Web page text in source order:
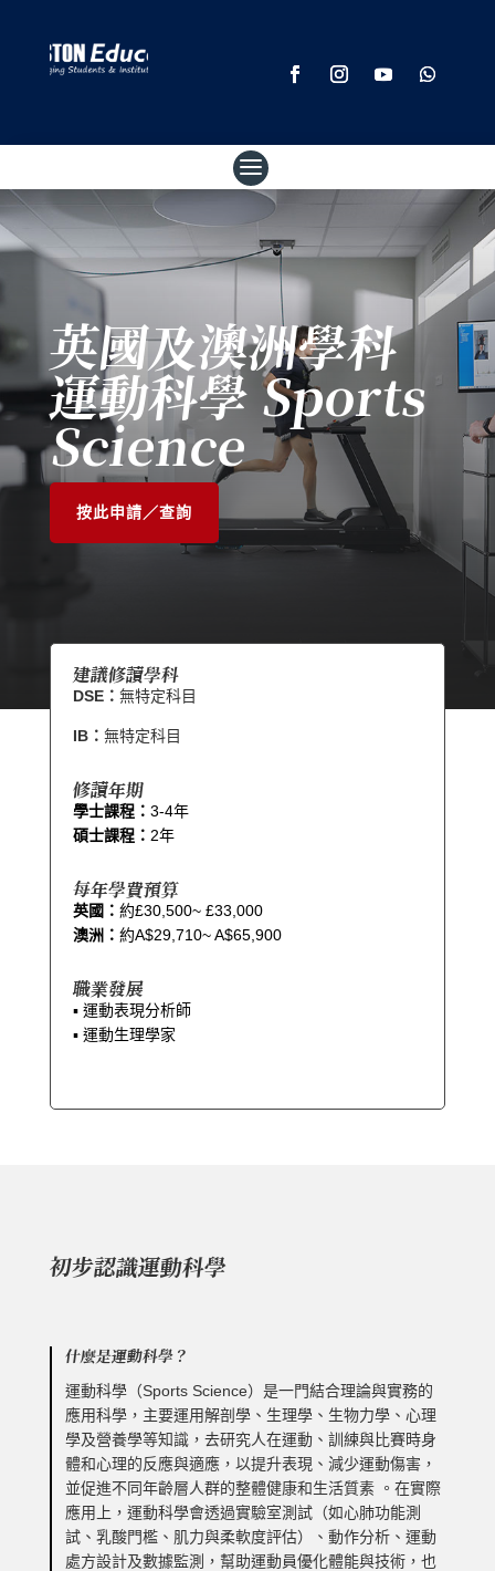
英國及澳洲學科
運動科學 Sports
Science
按此申請／查詢
建議修讀學科
DSE： 無特定科目
IB： 無特定科目
修讀年期
學士課程： 3-4年
碩士課程： 2年
每年學費預算
英國： 約£30,500~ £33,000
澳洲： 約A$29,710~ A$65,900
職業發展
▪︎ 運動表現分析師
▪︎ 運動生理學家
初步認識運動科學
什麼是運動科學？
運動科學（Sports Science）是一門結合理論與實務的
應用科學，主要運用解剖學、生理學、生物力學、心理
學及營養學等知識，去研究人在運動、訓練與比賽時身
體和心理的反應與適應，以提升表現、減少運動傷害，
並促進不同年齡層人群的整體健康和生活質素 。在實際
應用上，運動科學會透過實驗室測試（如心肺功能測
試、乳酸門檻、肌力與柔軟度評估）、動作分析、運動
處方設計及數據監測，幫助運動員優化體能與技術，也